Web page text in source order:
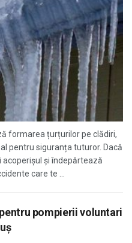
formarea țurțurilor pe clădiri,
pentru siguranța tuturor. Dacă
și îndepărtează
care te ...
pompierii voluntari